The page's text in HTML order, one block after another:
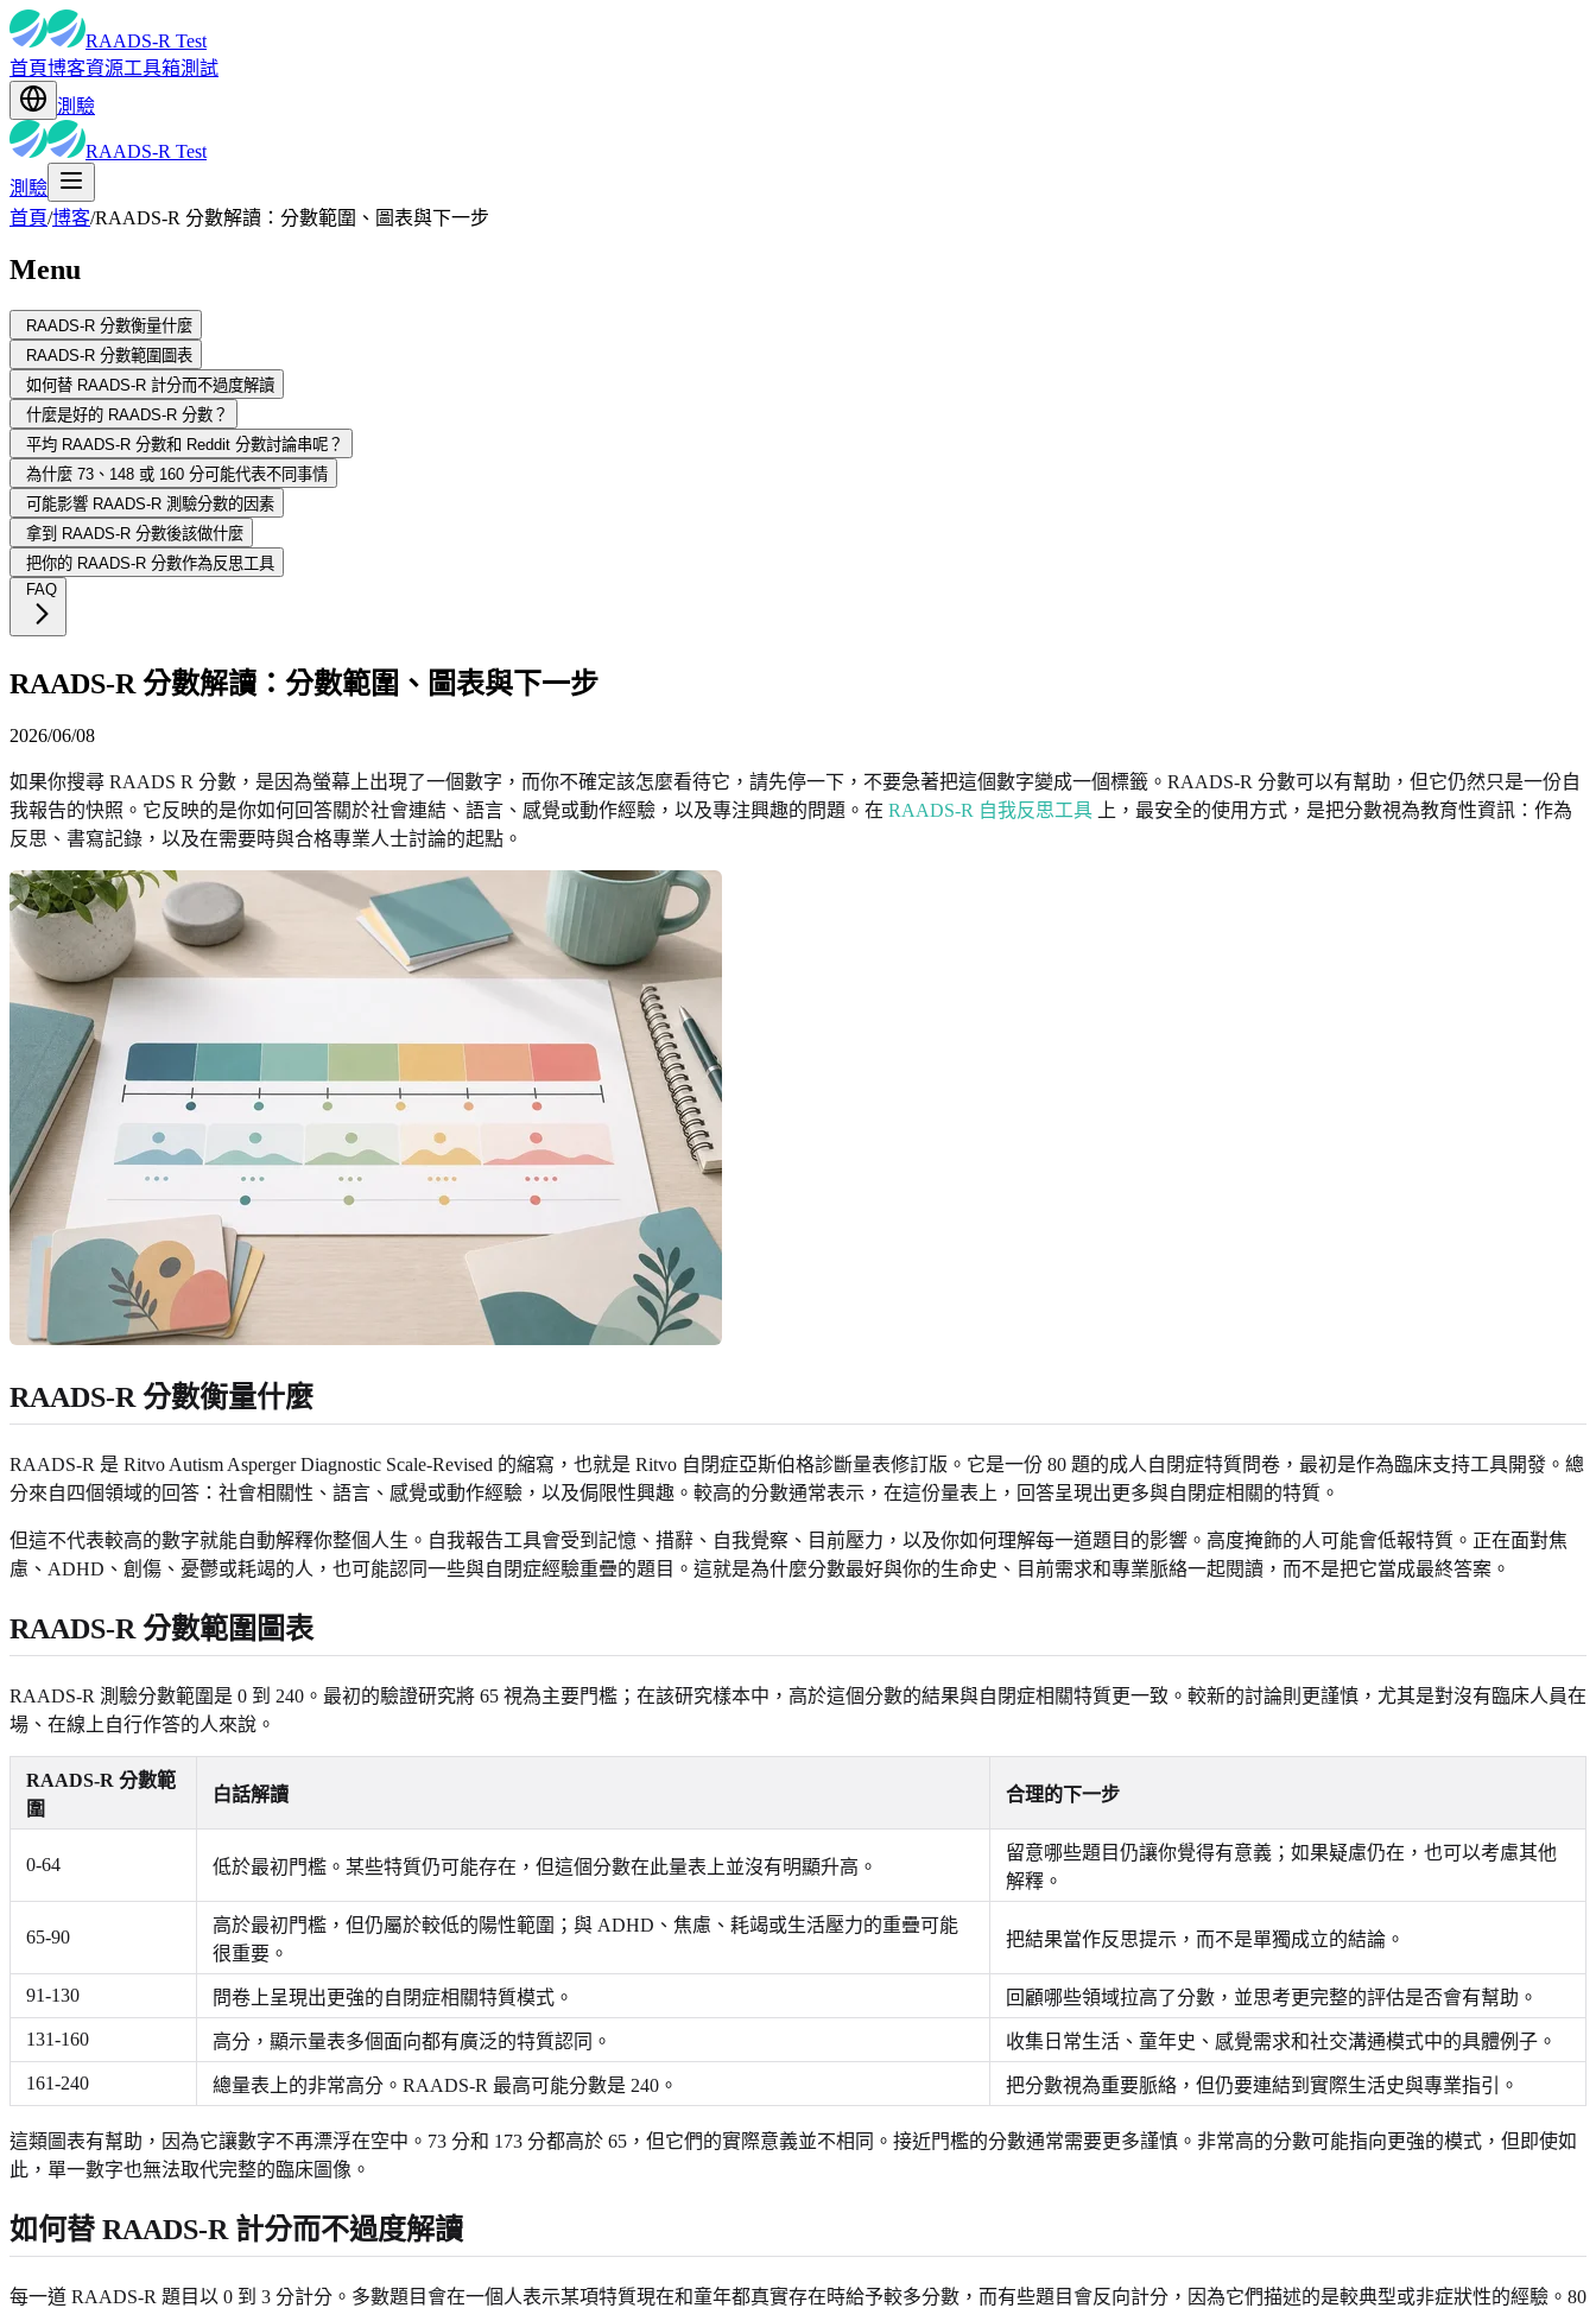
RAADS-R Test
首頁博客資源工具箱測試
測驗
RAADS-R Test
測驗
首頁/博客/RAADS-R 分數解讀：分數範圍、圖表與下一步
Menu
RAADS-R 分數衡量什麼
RAADS-R 分數範圍圖表
如何替 RAADS-R 計分而不過度解讀
什麼是好的 RAADS-R 分數？
平均 RAADS-R 分數和 Reddit 分數討論串呢？
為什麼 73、148 或 160 分可能代表不同事情
可能影響 RAADS-R 測驗分數的因素
拿到 RAADS-R 分數後該做什麼
把你的 RAADS-R 分數作為反思工具
FAQ
RAADS-R 分數解讀：分數範圍、圖表與下一步
2026/06/08
如果你搜尋 RAADS R 分數，是因為螢幕上出現了一個數字，而你不確定該怎麼看待它，請先停一下，不要急著把這個數字變成一個標籤。RAADS-R 分數可以有幫助，但它仍然只是一份自
我報告的快照。它反映的是你如何回答關於社會連結、語言、感覺或動作經驗，以及專注興趣的問題。在 RAADS-R 自我反思工具 上，最安全的使用方式，是把分數視為教育性資訊：作為
反思、書寫記錄，以及在需要時與合格專業人士討論的起點。
RAADS-R 分數衡量什麼
RAADS-R 是 Ritvo Autism Asperger Diagnostic Scale-Revised 的縮寫，也就是 Ritvo 自閉症亞斯伯格診斷量表修訂版。它是一份 80 題的成人自閉症特質問卷，最初是作為臨床支持工具開發。總
分來自四個領域的回答：社會相關性、語言、感覺或動作經驗，以及侷限性興趣。較高的分數通常表示，在這份量表上，回答呈現出更多與自閉症相關的特質。
但這不代表較高的數字就能自動解釋你整個人生。自我報告工具會受到記憶、措辭、自我覺察、目前壓力，以及你如何理解每一道題目的影響。高度掩飾的人可能會低報特質。正在面對焦
慮、ADHD、創傷、憂鬱或耗竭的人，也可能認同一些與自閉症經驗重疊的題目。這就是為什麼分數最好與你的生命史、目前需求和專業脈絡一起閱讀，而不是把它當成最終答案。
RAADS-R 分數範圍圖表
RAADS-R 測驗分數範圍是 0 到 240。最初的驗證研究將 65 視為主要門檻；在該研究樣本中，高於這個分數的結果與自閉症相關特質更一致。較新的討論則更謹慎，尤其是對沒有臨床人員在
場、在線上自行作答的人來說。
RAADS-R 分數範
圍
白話解讀 合理的下一步
0-64 低於最初門檻。某些特質仍可能存在，但這個分數在此量表上並沒有明顯升高。
留意哪些題目仍讓你覺得有意義；如果疑慮仍在，也可以考慮其他
解釋。
65-90
高於最初門檻，但仍屬於較低的陽性範圍；與 ADHD、焦慮、耗竭或生活壓力的重疊可能
很重要。
把結果當作反思提示，而不是單獨成立的結論。
91-130 問卷上呈現出更強的自閉症相關特質模式。 回顧哪些領域拉高了分數，並思考更完整的評估是否會有幫助。
131-160 高分，顯示量表多個面向都有廣泛的特質認同。 收集日常生活、童年史、感覺需求和社交溝通模式中的具體例子。
161-240 總量表上的非常高分。RAADS-R 最高可能分數是 240。 把分數視為重要脈絡，但仍要連結到實際生活史與專業指引。
這類圖表有幫助，因為它讓數字不再漂浮在空中。73 分和 173 分都高於 65，但它們的實際意義並不相同。接近門檻的分數通常需要更多謹慎。非常高的分數可能指向更強的模式，但即使如
此，單一數字也無法取代完整的臨床圖像。
如何替 RAADS-R 計分而不過度解讀
每一道 RAADS-R 題目以 0 到 3 分計分。多數題目會在一個人表示某項特質現在和童年都真實存在時給予較多分數，而有些題目會反向計分，因為它們描述的是較典型或非症狀性的經驗。80